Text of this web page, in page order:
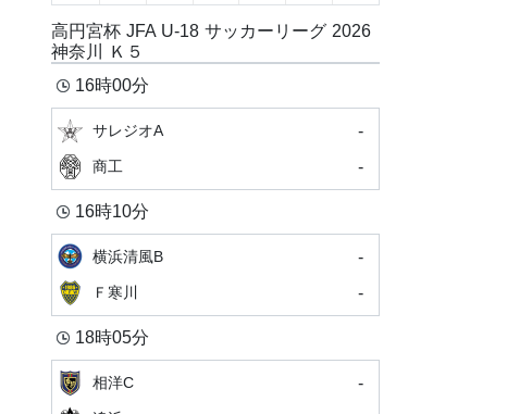
高円宮杯 JFA U-18 サッカーリーグ 2026
神奈川 Ｋ５
16時00分
サレジオA
商工
-
-
16時10分
横浜清風B
Ｆ寒川
-
-
18時05分
相洋C
-